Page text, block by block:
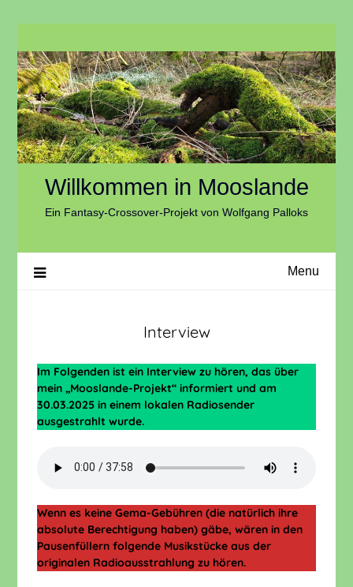
content
Willkommen in Mooslande
Ein Fantasy-Crossover-Projekt von Wolfgang Palloks
Menu
Interview
Im Folgenden ist ein Interview zu hören, das über
mein „Mooslande-Projekt“ informiert und am
30.03.2025 in einem lokalen Radiosender
ausgestrahlt wurde.
Wenn es keine Gema-Gebühren (die natürlich ihre
absolute Berechtigung haben) gäbe, wären in den
Pausenfüllern folgende Musikstücke aus der
originalen Radioausstrahlung zu hören.